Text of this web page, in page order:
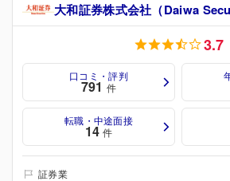
大和証券株式会社（Daiwa
3.7
口コミ・評判
791 件
転職・中途面接
14 件
証券業